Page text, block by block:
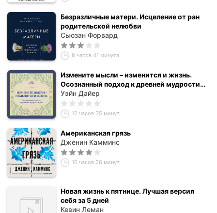
Безразличные матери. Исцеление от ран
родительской нелюбви
Сьюзан Форвард
8 часов 41 минута
Измените мысли – изменится и жизнь.
Осознанный подход к древней мудрости
Дао
Уэйн Дайер
12 часов 35 минут
Американская грязь
Дженин Камминс
16 часов 28 минут
Новая жизнь к пятнице. Лучшая версия
себя за 5 дней
Кевин Леман